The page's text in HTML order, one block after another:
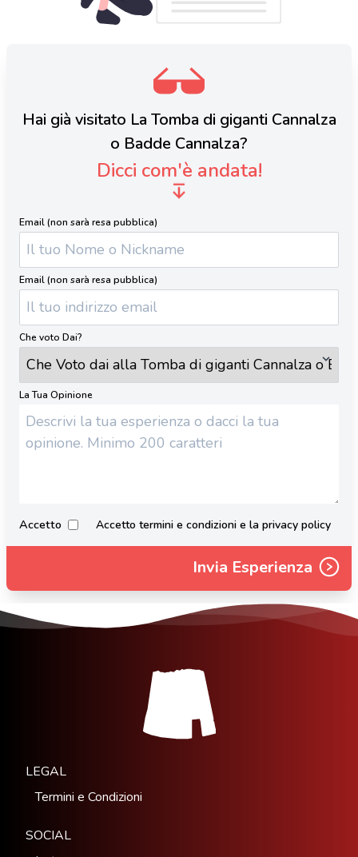
Hai già visitato La Tomba di giganti Cannalza
o Badde Cannalza?
Dicci com'è andata!
Email (non sarà resa pubblica)
Email (non sarà resa pubblica)
Che voto Dai?
La Tua Opinione
Accetto Accetto termini e condizioni e la privacy policy
Invia Esperienza
LEGAL
Termini e Condizioni
SOCIAL